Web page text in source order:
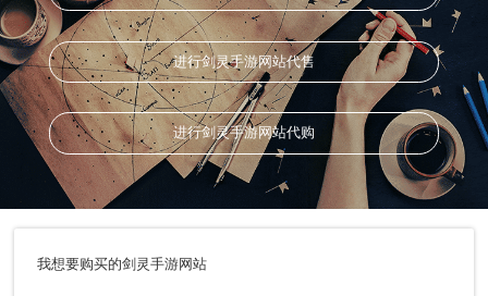
进行剑灵手游网站代售
进行剑灵手游网站代购
我想要购买的剑灵手游网站